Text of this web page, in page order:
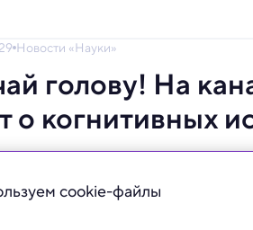
Новости «Науки»
голову! На
о когнитивных
покажет новый
серии будут
сookie-файлы